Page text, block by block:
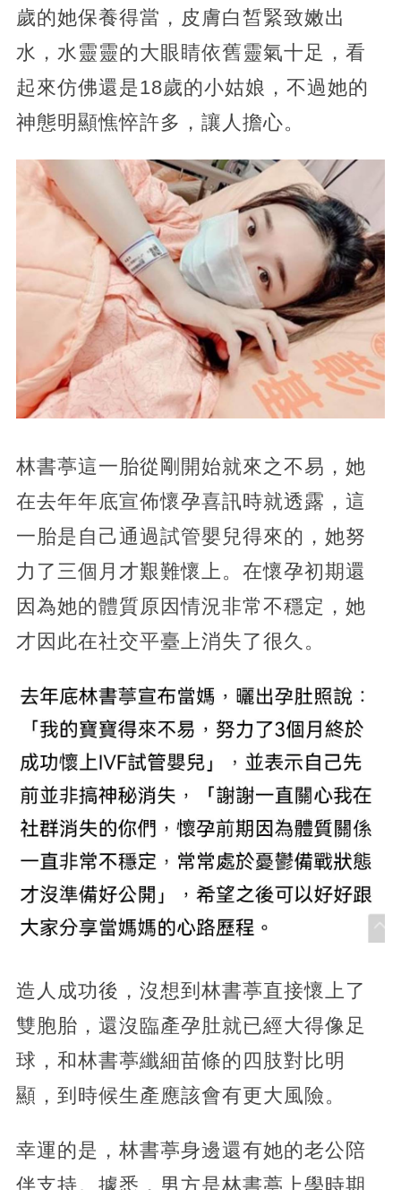
歲的她保養得當，皮膚白皙緊致嫩出
水，水靈靈的大眼睛依舊靈氣十足，看
起來仿佛還是18歲的小姑娘，不過她的
神態明顯憔悴許多，讓人擔心。
林書葶這一胎從剛開始就來之不易，她
在去年年底宣佈懷孕喜訊時就透露，這
一胎是自己通過試管嬰兒得來的，她努
力了三個月才艱難懷上。在懷孕初期還
因為她的體質原因情況非常不穩定，她
才因此在社交平臺上消失了很久。
造人成功後，沒想到林書葶直接懷上了
雙胞胎，還沒臨產孕肚就已經大得像足
球，和林書葶纖細苗條的四肢對比明
顯，到時候生產應該會有更大風險。
幸運的是，林書葶身邊還有她的老公陪
伴支持。據悉，男方是林書葶上學時期